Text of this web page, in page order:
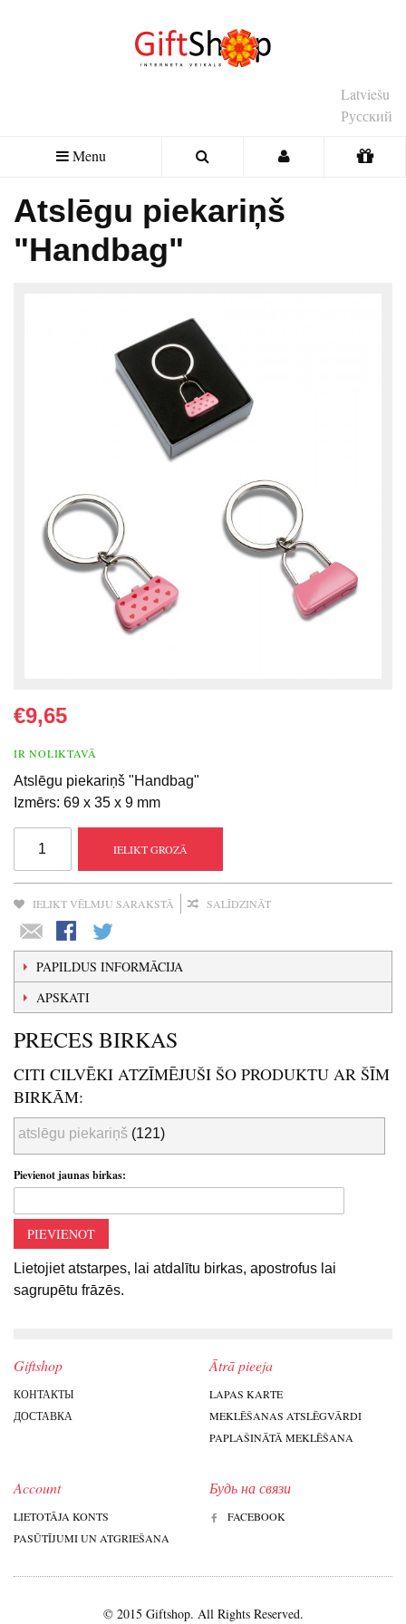
Latviešu
Русский
Menu
Atslēgu piekariņš
"Handbag"
€9,65
IR NOLIKTAVĀ
Atslēgu piekariņš "Handbag"
Izmērs: 69 x 35 x 9 mm
IELIKT GROZĀ
IELIKT VĒLMJU SARAKSTĀ SALĪDZINĀT
PAPILDUS INFORMĀCIJA
APSKATI
PRECES BIRKAS
CITI CILVĒKI ATZĪMĒJUŠI ŠO PRODUKTU AR ŠĪM
BIRKĀM:
atslēgu piekariņš (121)
Pievienot jaunas birkas:
PIEVIENOT
Lietojiet atstarpes, lai atdalītu birkas, apostrofus lai
sagrupētu frāzēs.
Giftshop
КОНТАКТЫ
ДОСТАВКА
Ātrā pieeja
LAPAS KARTE
MEKLĒŠANAS ATSLĒGVĀRDI
PAPLAŠINĀTĀ MEKLĒŠANA
Account
LIETOTĀJA KONTS
PASŪTĪJUMI UN ATGRIEŠANA
Будь на связи
FACEBOOK
© 2015 Giftshop. All Rights Reserved.